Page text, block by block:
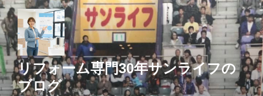
コ
ン
テ
ン
ツ
へ
ス
リフォーム専門30年サンライフの
ブログ